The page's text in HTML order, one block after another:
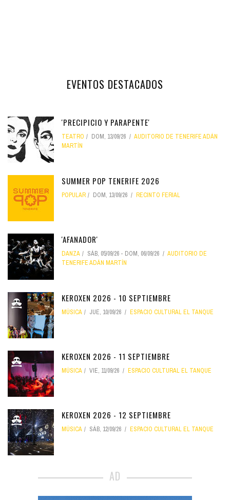
EVENTOS DESTACADOS
'PRECIPICIO Y PARAPENTE'
TEATRO DOM, 13/09/26
AUDITORIO DE TENERIFE ADÁN
MARTÍN
SUMMER POP TENERIFE 2026
POPULAR DOM, 13/09/26 RECINTO FERIAL
'AFANADOR'
DANZA SÁB, 05/09/26 - DOM, 06/09/26
AUDITORIO DE
TENERIFE ADÁN MARTÍN
KEROXEN 2026 - 10 SEPTIEMBRE
MÚSICA JUE, 10/09/26 ESPACIO CULTURAL EL TANQUE
KEROXEN 2026 - 11 SEPTIEMBRE
MÚSICA VIE, 11/09/26 ESPACIO CULTURAL EL TANQUE
KEROXEN 2026 - 12 SEPTIEMBRE
MÚSICA SÁB, 12/09/26 ESPACIO CULTURAL EL TANQUE
AD